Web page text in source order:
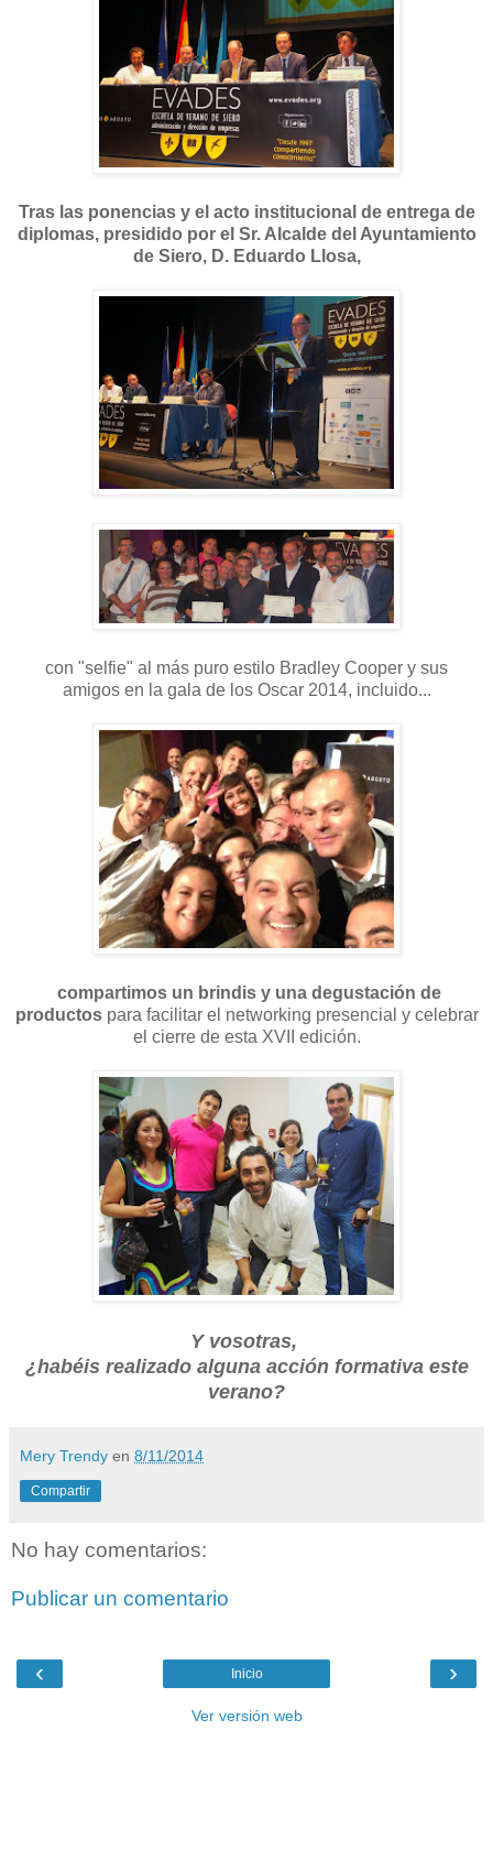
Tras las ponencias y el acto institucional de entrega de
diplomas, presidido por el Sr. Alcalde del Ayuntamiento
de Siero, D. Eduardo Llosa,
con "selfie" al más puro estilo Bradley Cooper y sus
amigos en la gala de los Oscar 2014, incluido...
compartimos un brindis y una degustación de
productos para facilitar el networking presencial y celebrar
el cierre de esta XVII edición.
Y vosotras,
¿habéis realizado alguna acción formativa este
verano?
Mery Trendy en 8/11/2014
Compartir
No hay comentarios:
Publicar un comentario
‹ ›
Inicio
Ver versión web